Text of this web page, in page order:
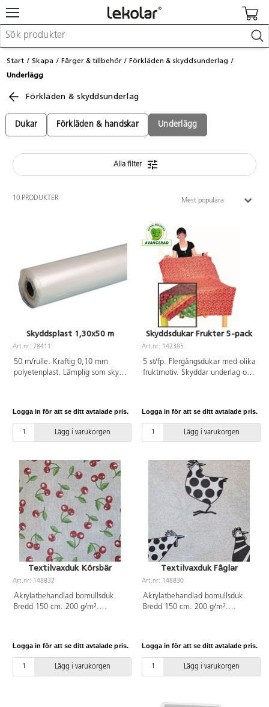
Möbler & inredning
Lekplatsutrustning & utemiljö
Leka
Lära
Barnvagnar & småbarnsartiklar
Skolförbrukning & kontorsmaterial
Logga in / Registrera dig
Hitta din säljare
Start Skapa Färger & tillbehör
Förkläden & skyddsunderlag
Underlägg
Förkläden & skyddsunderlag
Dukar Förkläden & handskar Underlägg
Alla filter
10 PRODUKTER Mest populära
Skyddsplast 1,30x50 m
Art.nr: 78411
50 m/rulle. Kraftig 0,10 mm
polyetenplast. Lämplig som skydd
Logga in för att se ditt avtalade pris.
Lägg i varukorgen
Skyddsdukar Frukter 5-pack
Art.nr: 142385
5 st/fp. Flergångsdukar med olika
fruktmotiv. Skyddar underlag och
apelsin. Innehåll kan variera.
Storlek: 100x150 cm. PVC-fri.
Logga in för att se ditt avtalade pris.
Lägg i varukorgen
Textilvaxduk Körsbär
Art.nr: 148832
Akrylatbehandlad bomullsduk.
Bredd 150 cm. 200 g/m².
OEKO-TEX®-certifierad, klass II
Logga in för att se ditt avtalade pris.
Lägg i varukorgen
Textilvaxduk Fåglar
Art.nr: 148830
Akrylatbehandlad bomullsduk.
Bredd 150 cm. 200 g/m².
OEKO-TEX®-certifierad, klass II
Logga in för att se ditt avtalade pris.
Lägg i varukorgen